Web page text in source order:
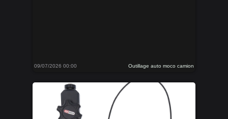
09/07/2026 00:00 Outillage auto moco camion